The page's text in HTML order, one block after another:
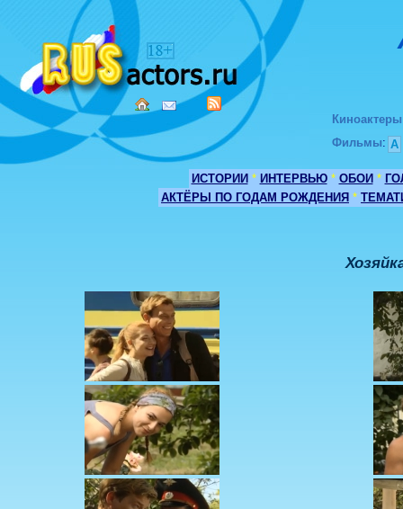
Киноактеры
Фильмы: А
ИСТОРИИ * ИНТЕРВЬЮ * ОБОИ *
АКТЁРЫ ПО ГОДАМ РОЖДЕНИЯ *